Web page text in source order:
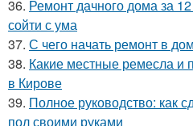
36. Ремонт дачного дома за
сойти с ума
37. С чего начать ремонт в
38. Какие местные ремесла
в Кирове
39. Полное руководство: как
пол своими руками